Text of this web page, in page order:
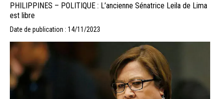
PHILIPPINES – POLITIQUE : L’ancienne Sénatrice Leila de Lima
est libre
Date de publication : 14/11/2023